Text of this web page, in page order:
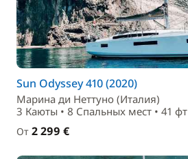
Sun Odyssey 410 (2020)
Марина ди Неттуно (Италия)
3 Каюты • 8 Спальныx мест • 41 фт
От 2 299 €